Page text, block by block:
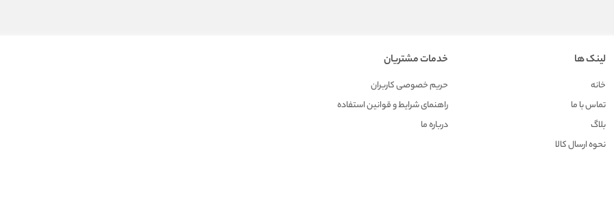
لینک ها
خانه
تماس با ما
بلاگ
نحوه ارسال کالا
خدمات مشتریان
حریم خصوصی کاربران
راهنمای شرایط و قوانین استفاده
درباره ما